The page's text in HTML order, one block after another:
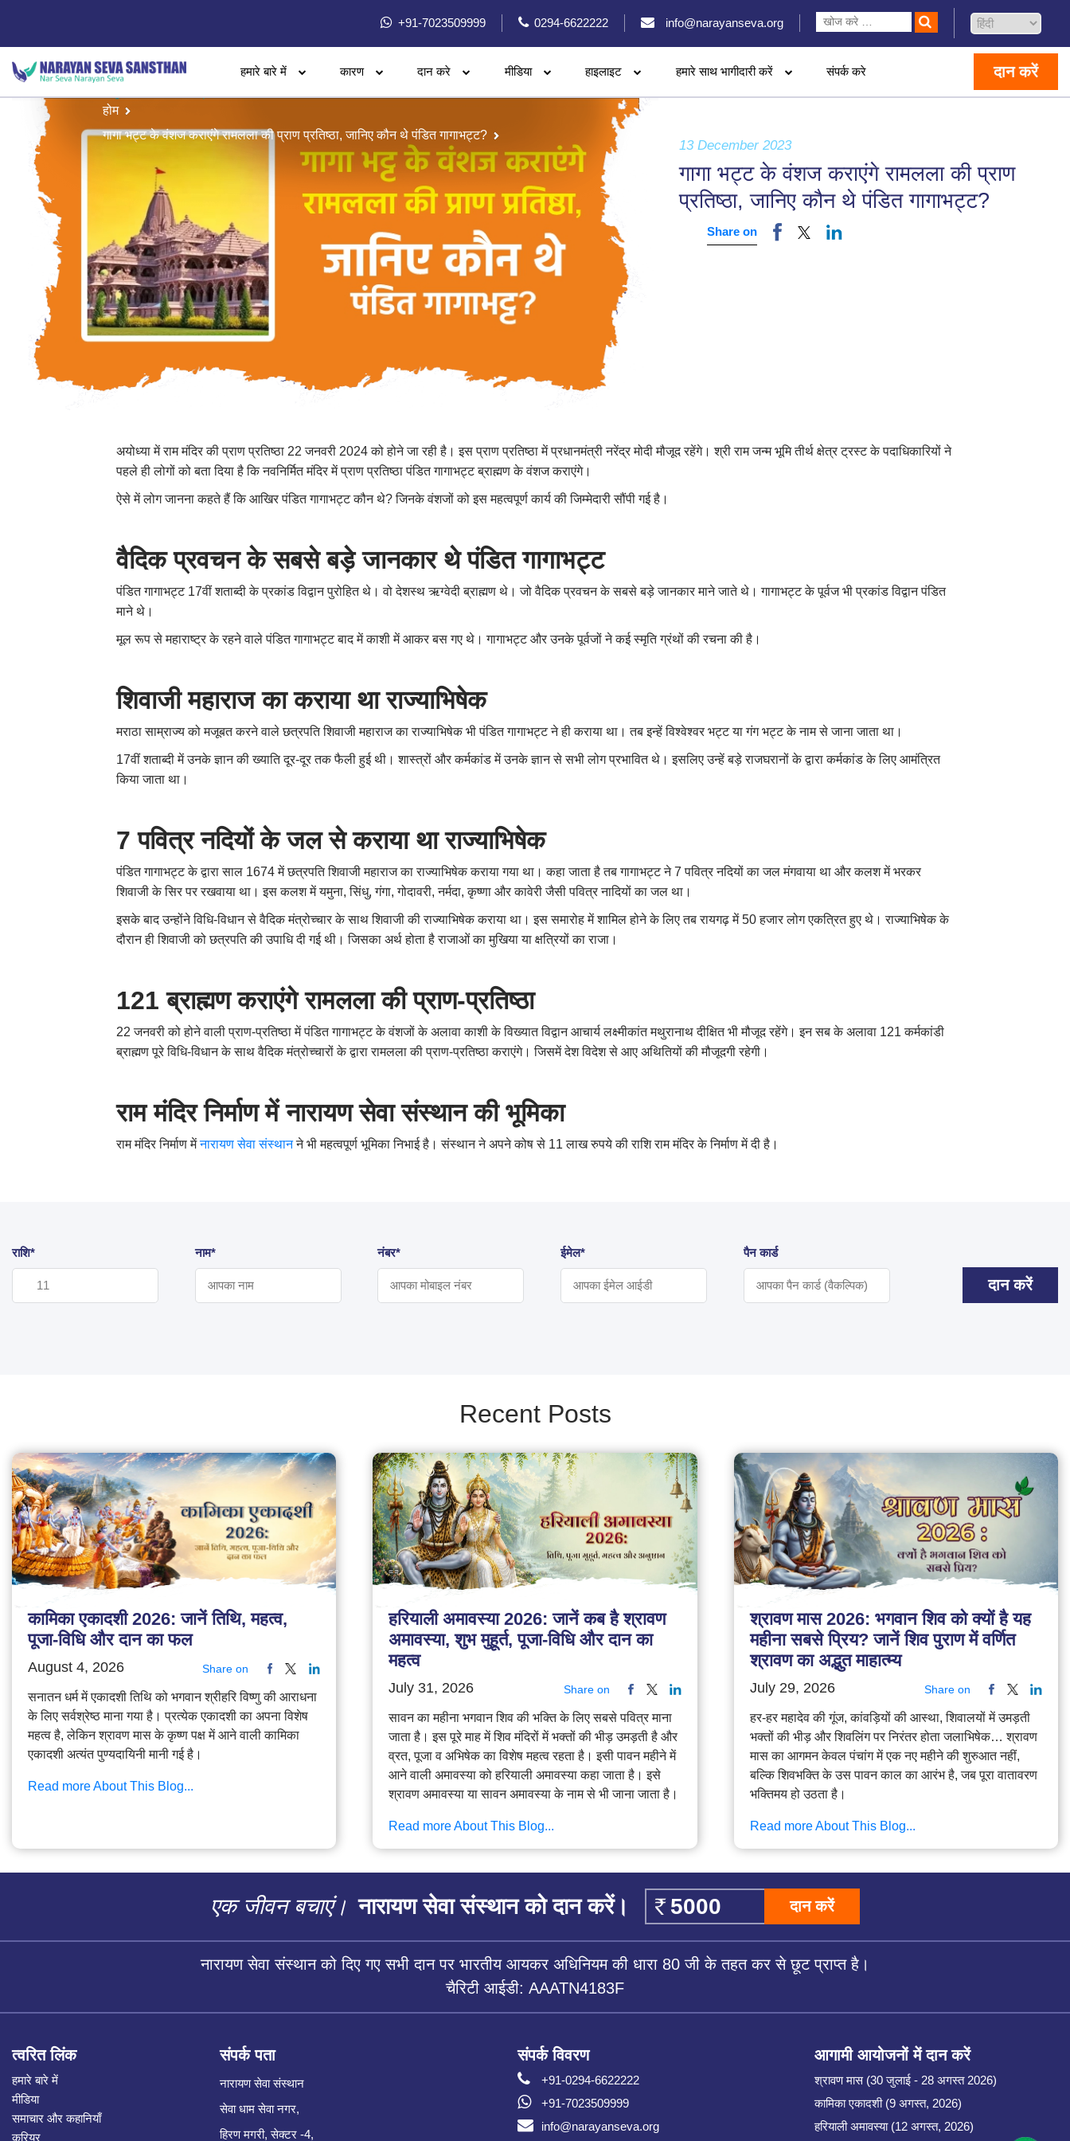
+91-7023509999 0294-6622222 info@narayanseva.org
हमारे बारे में कारण दान करे मीडिया हाइलाइट हमारे साथ भागीदारी करें संपर्क करे दान करें
होम
गागा भट्ट के वंशज कराएंगे रामलला की प्राण प्रतिष्ठा, जानिए कौन थे पंडित गागाभट्ट?
13 December 2023
गागा भट्ट के वंशज कराएंगे रामलला की प्राण
प्रतिष्ठा, जानिए कौन थे पंडित गागाभट्ट?
Share on
अयोध्या में राम मंदिर की प्राण प्रतिष्ठा 22 जनवरी 2024 को होने जा रही है। इस प्राण प्रतिष्ठा में प्रधानमंत्री नरेंद्र मोदी मौजूद रहेंगे। श्री राम जन्म भूमि तीर्थ क्षेत्र ट्रस्ट के पदाधिकारियों ने
पहले ही लोगों को बता दिया है कि नवनिर्मित मंदिर में प्राण प्रतिष्ठा पंडित गागाभट्ट ब्राह्मण के वंशज कराएंगे।
ऐसे में लोग जानना कहते हैं कि आखिर पंडित गागाभट्ट कौन थे?जिनके वंशजों को इस महत्वपूर्ण कार्य की जिम्मेदारी सौंपी गई है।
वैदिक प्रवचन के सबसे बड़े जानकार थे पंडित गागाभट्ट
पंडित गागाभट्ट 17वीं शताब्दी के प्रकांड विद्वान पुरोहित थे। वो देशस्थ ऋग्वेदी ब्राह्मण थे। जो वैदिक प्रवचन के सबसे बड़े जानकार माने जाते थे। गागाभट्ट के पूर्वज भी प्रकांड विद्वान पंडित
माने थे।
मूल रूप से महाराष्ट्र के रहने वाले पंडित गागाभट्ट बाद में काशी में आकर बस गए थे। गागाभट्ट और उनके पूर्वजों ने कई स्मृति ग्रंथों की रचना की है।
शिवाजी महाराज का कराया था राज्याभिषेक
मराठा साम्राज्य को मजूबत करने वाले छत्रपति शिवाजी महाराज का राज्याभिषेक भी पंडित गागाभट्ट ने ही कराया था। तब इन्हें विश्वेश्वर भट्ट या गंग भट्ट के नाम से जाना जाता था।
17वीं शताब्दी में उनके ज्ञान की ख्याति दूर-दूर तक फैली हुई थी। शास्त्रों और कर्मकांड में उनके ज्ञान से सभी लोग प्रभावित थे। इसलिए उन्हें बड़े राजघरानों के द्वारा कर्मकांड के लिए आमंत्रित
किया जाता था।
7 पवित्र नदियों के जल से कराया था राज्याभिषेक
पंडित गागाभट्ट के द्वारा साल 1674 में छत्रपति शिवाजी महाराज का राज्याभिषेक कराया गया था। कहा जाता है तब गागाभट्ट ने 7 पवित्र नदियों का जल मंगवाया था और कलश में भरकर
शिवाजी के सिर पर रखवाया था। इस कलश में यमुना,सिंधु,गंगा,गोदावरी,नर्मदा,कृष्णा और कावेरी जैसी पवित्र नादियों का जल था।
इसके बाद उन्होंने विधि-विधान से वैदिक मंत्रोच्चार के साथ शिवाजी की राज्याभिषेक कराया था। इस समारोह में शामिल होने के लिए तब रायगढ़ में 50 हजार लोग एकत्रित हुए थे। राज्याभिषेक के
दौरान ही शिवाजी को छत्रपति की उपाधि दी गई थी। जिसका अर्थ होता है राजाओं का मुखिया या क्षत्रियों का राजा।
121 ब्राह्मण कराएंगे रामलला की प्राण-प्रतिष्ठा
22 जनवरी को होने वाली प्राण-प्रतिष्ठा में पंडित गागाभट्ट के वंशजों के अलावा काशी के विख्यात विद्वान आचार्य लक्ष्मीकांत मथुरानाथ दीक्षित भी मौजूद रहेंगे। इन सब के अलावा 121 कर्मकांडी
ब्राह्मण पूरे विधि-विधान के साथ वैदिक मंत्रोच्चारों के द्वारा रामलला की प्राण-प्रतिष्ठा कराएंगे। जिसमें देश विदेश से आए अथितियों की मौजूदगी रहेगी।
राम मंदिर निर्माण में नारायण सेवा संस्थान की भूमिका
राम मंदिर निर्माण मेंनारायण सेवा संस्थानने भी महत्वपूर्ण भूमिका निभाई है। संस्थान ने अपने कोष से 11 लाख रुपये की राशि राम मंदिर के निर्माण में दी है।
राशि* नाम* नंबर* ईमेल* पैन कार्ड
दान करें
Recent Posts
कामिका एकादशी 2026: जानें तिथि, महत्व,
पूजा-विधि और दान का फल
August 4, 2026 Share on
सनातन धर्म में एकादशी तिथि को भगवान श्रीहरि विष्णु की आराधना
के लिए सर्वश्रेष्ठ माना गया है। प्रत्येक एकादशी का अपना विशेष
महत्व है, लेकिन श्रावण मास के कृष्ण पक्ष में आने वाली कामिका
एकादशी अत्यंत पुण्यदायिनी मानी गई है।
Read more About This Blog...
हरियाली अमावस्या 2026: जानें कब है श्रावण
अमावस्या, शुभ मुहूर्त, पूजा-विधि और दान का
महत्व
July 31, 2026 Share on
सावन का महीना भगवान शिव की भक्ति के लिए सबसे पवित्र माना
जाता है। इस पूरे माह में शिव मंदिरों में भक्तों की भीड़ उमड़ती है और
व्रत, पूजा व अभिषेक का विशेष महत्व रहता है। इसी पावन महीने में
आने वाली अमावस्या को हरियाली अमावस्या कहा जाता है। इसे
श्रावण अमावस्या या सावन अमावस्या के नाम से भी जाना जाता है।
Read more About This Blog...
श्रावण मास 2026: भगवान शिव को क्यों है यह
महीना सबसे प्रिय? जानें शिव पुराण में वर्णित
श्रावण का अद्भुत माहात्म्य
July 29, 2026 Share on
हर-हर महादेव की गूंज, कांवड़ियों की आस्था, शिवालयों में उमड़ती
भक्तों की भीड़ और शिवलिंग पर निरंतर होता जलाभिषेक… श्रावण
मास का आगमन केवल पंचांग में एक नए महीने की शुरुआत नहीं,
बल्कि शिवभक्ति के उस पावन काल का आरंभ है, जब पूरा वातावरण
भक्तिमय हो उठता है।
Read more About This Blog...
एक जीवन बचाएं। नारायण सेवा संस्थान को दान करें। दान करें
नारायण सेवा संस्थान को दिए गए सभी दान पर भारतीय आयकर अधिनियम की धारा 80 जी के तहत कर से छूट प्राप्त है।
चैरिटी आईडी: AAATN4183F
त्वरित लिंक
हमारे बारे में
मीडिया
समाचार और कहानियाँ
करियर
संपर्क पता
नारायण सेवा संस्थान
सेवा धाम सेवा नगर,
हिरण मगरी, सेक्टर -4,
संपर्क विवरण
+91-0294-6622222
+91-7023509999
info@narayanseva.org
आगामी आयोजनों में दान करें
श्रावण मास (30 जुलाई - 28 अगस्त 2026)
कामिका एकादशी (9 अगस्त, 2026)
हरियाली अमावस्या (12 अगस्त, 2026)